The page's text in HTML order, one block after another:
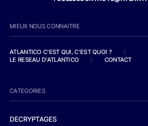
MIEUX NOUS CONNAITRE
ATLANTICO C'EST QUI, C'EST QUOI ?
/
LE RESEAU D'ATLANTICO
/ CONTACT
CATEGORIES
DECRYPTAGES